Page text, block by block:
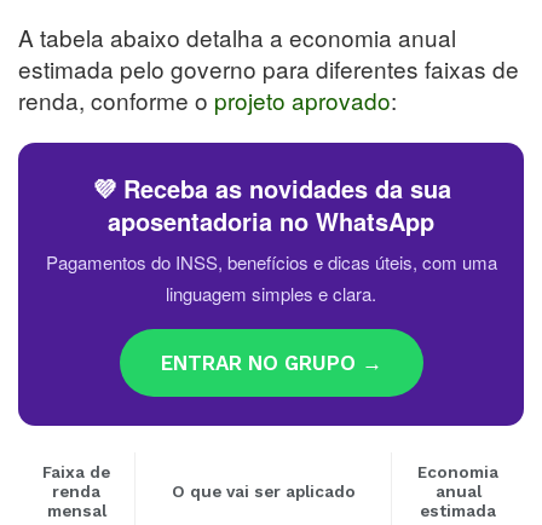
A tabela abaixo detalha a economia anual
estimada pelo governo para diferentes faixas de
renda, conforme o projeto aprovado:
💜 Receba as novidades da sua
aposentadoria no WhatsApp
Pagamentos do INSS, benefícios e dicas úteis, com uma
linguagem simples e clara.
ENTRAR NO GRUPO →
Faixa de
renda
mensal
O que vai ser aplicado
Economia
anual
estimada